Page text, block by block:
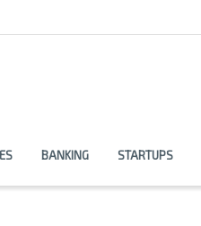
BANKING STARTUPS